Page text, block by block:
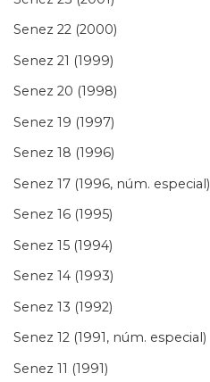
Senez 22 (2000)
Senez 21 (1999)
Senez 20 (1998)
Senez 19 (1997)
Senez 18 (1996)
Senez 17 (1996, núm. especial)
Senez 16 (1995)
Senez 15 (1994)
Senez 14 (1993)
Senez 13 (1992)
Senez 12 (1991, núm. especial)
Senez 11 (1991)